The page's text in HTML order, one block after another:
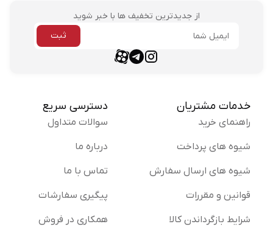
از جدیدترین تخفیف ها با خبر شوید
ایمیل
ثبت
instagram link
telegram link
aparat link
خدمات مشتریان
راهنمای خرید
شیوه های پرداخت
شیوه های ارسال سفارش
قوانین و مقررات
شرایط بازگرداندن کالا
دسترسی سریع
سوالات متداول
درباره ما
تماس با ما
پیگیری سفارشات
همکاری در فروش